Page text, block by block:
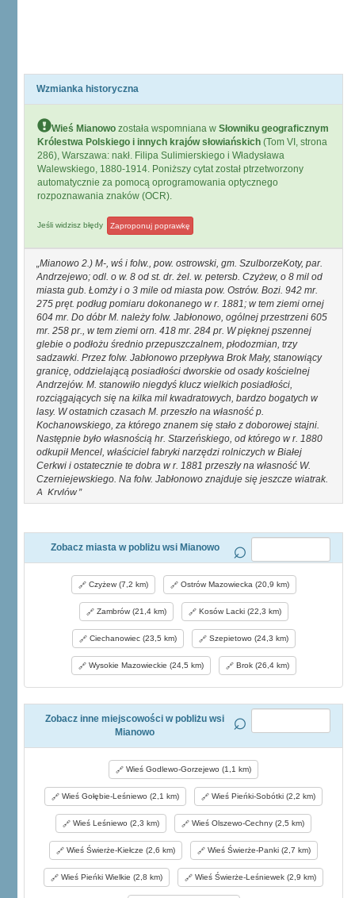
Wzmianka historyczna
Wieś Mianowo została wspomniana w Słowniku geograficznym
Królestwa Polskiego i innych krajów słowiańskich (Tom VI, strona
286), Warszawa: nakł. Filipa Sulimierskiego i Władysława
Walewskiego, 1880-1914. Poniższy cytat został ptrzetworzony
automatycznie za pomocą oprogramowania optycznego
rozpoznawania znaków (OCR).
Jeśli widzisz błędy Zaproponuj poprawkę
Mianowo 2.) M-, wś i folw., pow. ostrowski, gm. SzulborzeKoty, par.
Andrzejewo; odl. o w. 8 od st. dr. żel. w. petersb. Czyżew, o 8 mil od
miasta gub. Łomży i o 3 mile od miasta pow. Ostrów. Bozi. 942 mr.
275 pręt. podług pomiaru dokonanego w r. 1881; w tem ziemi ornej
604 mr. Do dóbr M. należy folw. Jabłonowo, ogólnej przestrzeni 605
mr. 258 pr., w tem ziemi orn. 418 mr. 284 pr. W pięknej pszennej
glebie o podłożu średnio przepuszczalnem, płodozmian, trzy
sadzawki. Przez folw. Jabłonowo przepływa Brok Mały, stanowiący
granicę, oddzielającą posiadłości dworskie od osady kościelnej
Andrzejów. M. stanowiło niegdyś klucz wielkich posiadłości,
rozciągających się na kilka mil kwadratowych, bardzo bogatych w
lasy. W ostatnich czasach M. przeszło na własność p.
Kochanowskiego, za którego znanem się stało z doborowej stajni.
Następnie było własnością hr. Starzeńskiego, od którego w r. 1880
odkupił Mencel, właściciel fabryki narzędzi rolniczych w Białej
Cerkwi i ostatecznie te dobra w r. 1881 przeszły na własność W.
Czerniejewskiego. Na folw. Jabłonowo znajduje się jeszcze wiatrak.
A. Krylów.
Zobacz miasta w pobliżu wsi Mianowo
Czyżew (7,2 km) Ostrów Mazowiecka (20,9 km)
Zambrów (21,4 km) Kosów Lacki (22,3 km)
Ciechanowiec (23,5 km) Szepietowo (24,3 km)
Wysokie Mazowieckie (24,5 km) Brok (26,4 km)
Zobacz inne miejscowości w pobliżu wsi
Mianowo
Wieś Godlewo-Gorzejewo (1,1 km)
Wieś Gołębie-Leśniewo (2,1 km) Wieś Pieńki-Sobótki (2,2 km)
Wieś Leśniewo (2,3 km) Wieś Olszewo-Cechny (2,5 km)
Wieś Świerże-Kiełcze (2,6 km) Wieś Świerże-Panki (2,7 km)
Wieś Pieńki Wielkie (2,8 km) Wieś Świerże-Leśniewek (2,9 km)